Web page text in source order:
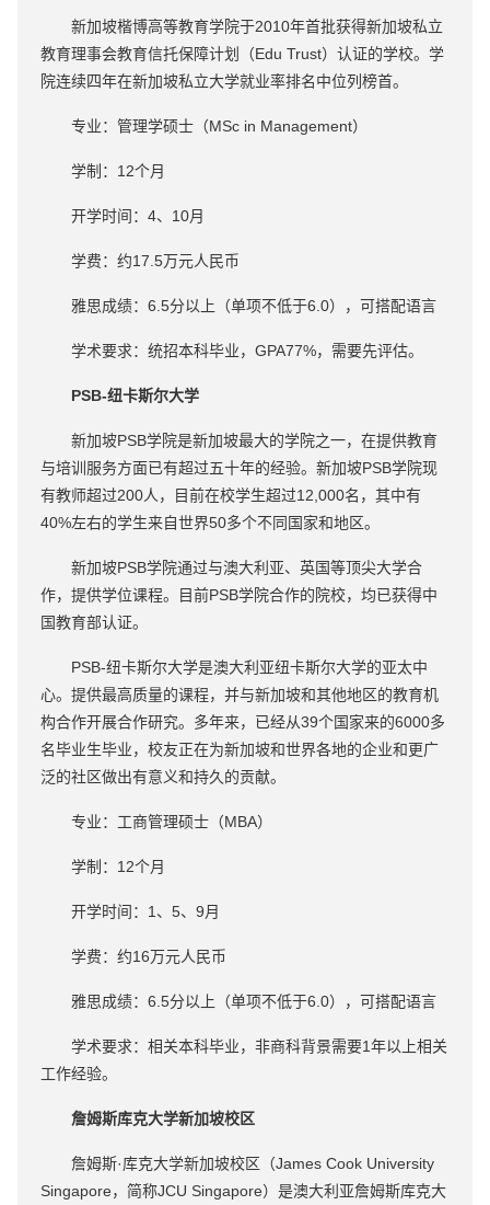
新加坡楷博高等教育学院于2010年首批获得新加坡私立
教育理事会教育信托保障计划（Edu Trust）认证的学校。学
院连续四年在新加坡私立大学就业率排名中位列榜首。
专业：管理学硕士（MSc in Management）
学制：12个月
开学时间：4、10月
学费：约17.5万元人民币
雅思成绩：6.5分以上（单项不低于6.0），可搭配语言
学术要求：统招本科毕业，GPA77%，需要先评估。
PSB-纽卡斯尔大学
新加坡PSB学院是新加坡最大的学院之一，在提供教育
与培训服务方面已有超过五十年的经验。新加坡PSB学院现
有教师超过200人，目前在校学生超过12,000名，其中有
40%左右的学生来自世界50多个不同国家和地区。
新加坡PSB学院通过与澳大利亚、英国等顶尖大学合
作，提供学位课程。目前PSB学院合作的院校，均已获得中
国教育部认证。
PSB-纽卡斯尔大学是澳大利亚纽卡斯尔大学的亚太中
心。提供最高质量的课程，并与新加坡和其他地区的教育机
构合作开展合作研究。多年来，已经从39个国家来的6000多
名毕业生毕业，校友正在为新加坡和世界各地的企业和更广
泛的社区做出有意义和持久的贡献。
专业：工商管理硕士（MBA）
学制：12个月
开学时间：1、5、9月
学费：约16万元人民币
雅思成绩：6.5分以上（单项不低于6.0），可搭配语言
学术要求：相关本科毕业，非商科背景需要1年以上相关
工作经验。
詹姆斯库克大学新加坡校区
詹姆斯·库克大学新加坡校区（James Cook University
Singapore，简称JCU Singapore）是澳大利亚詹姆斯库克大